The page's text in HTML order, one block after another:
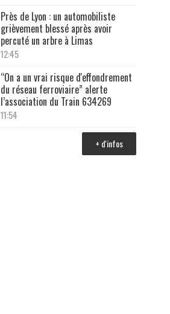
Près de Lyon : un automobiliste
grièvement blessé après avoir
percuté un arbre à Limas
12:45
“On a un vrai risque d'effondrement
du réseau ferroviaire” alerte
l’association du Train 634269
11:54
+ d'infos